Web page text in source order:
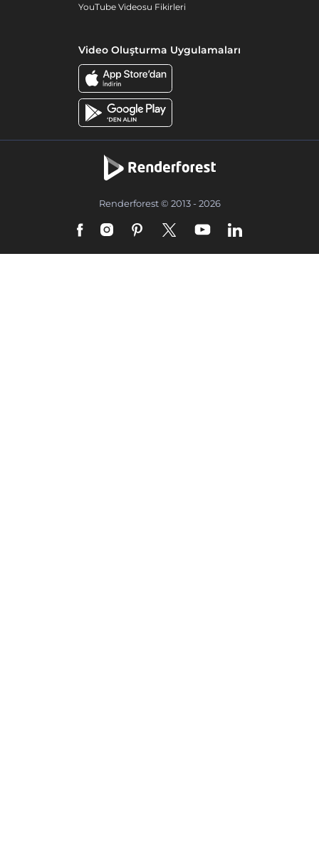
YouTube Videosu Fikirleri
Video Oluşturma Uygulamaları
Renderforest © 2013 - 2026